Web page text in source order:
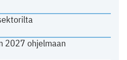
2027 ohjelmaan